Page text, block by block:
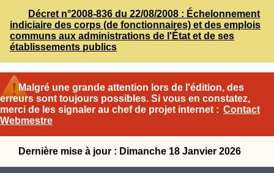
Décret n°2008-836 du 22/08/2008 : Échelonnement
indiciaire des corps (de fonctionnaires) et des emplois
communs aux administrations de l'État et de ses
établissements publics
Malgré une grande attention lors de l'édition, des
erreurs sont toujours possibles. Si vous en constatez,
merci de les signaler au chef de projet internet : Contact
Webmestre
Dernière mise à jour : Dimanche 18 Janvier 2026